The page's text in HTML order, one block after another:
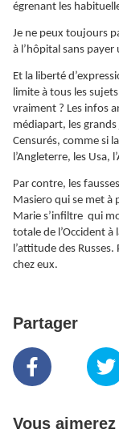
égrenant les
Je ne peux toujours
à l’hôpital sans
Et la liberté
limite à tous les
vraiment ? Les infos
médiapart, les grands
Censurés, comme si
l’Angleterre, les Usa,
Par contre, les
Masiero qui se met à
Marie s’infiltre qui
totale de l’Occident
l’attitude des
chez eux.
Partager
Vous